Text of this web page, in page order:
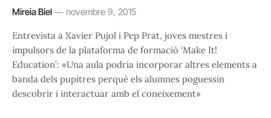
Mireia Biel novembre 9, 2015
Entrevista a Xavier Pujol i Pep Prat, joves mestres i
impulsors de la plataforma de formació ‘Make It!
Education’: «Una aula podria incorporar altres elements a
banda dels pupitres perquè els alumnes poguessin
descobrir i interactuar amb el coneixement»